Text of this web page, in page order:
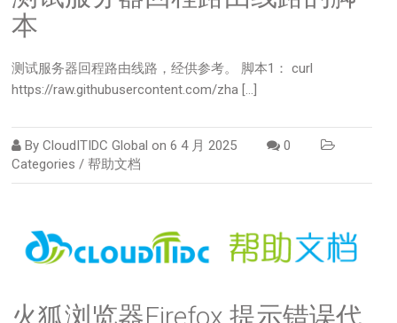
本
测试服务器回程路由线路，经供参考。 脚本1： curl
https://raw.githubusercontent.com/zha […]
ByCloudITIDC Global on6 4 月 2025
0
Categories /帮助文档
火狐浏览器Firefox 提示错误代